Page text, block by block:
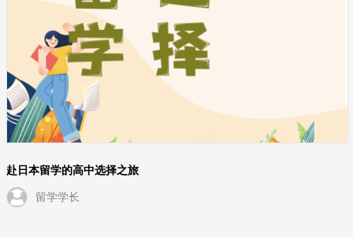
赴日本留学的高中选择之旅
留学学长